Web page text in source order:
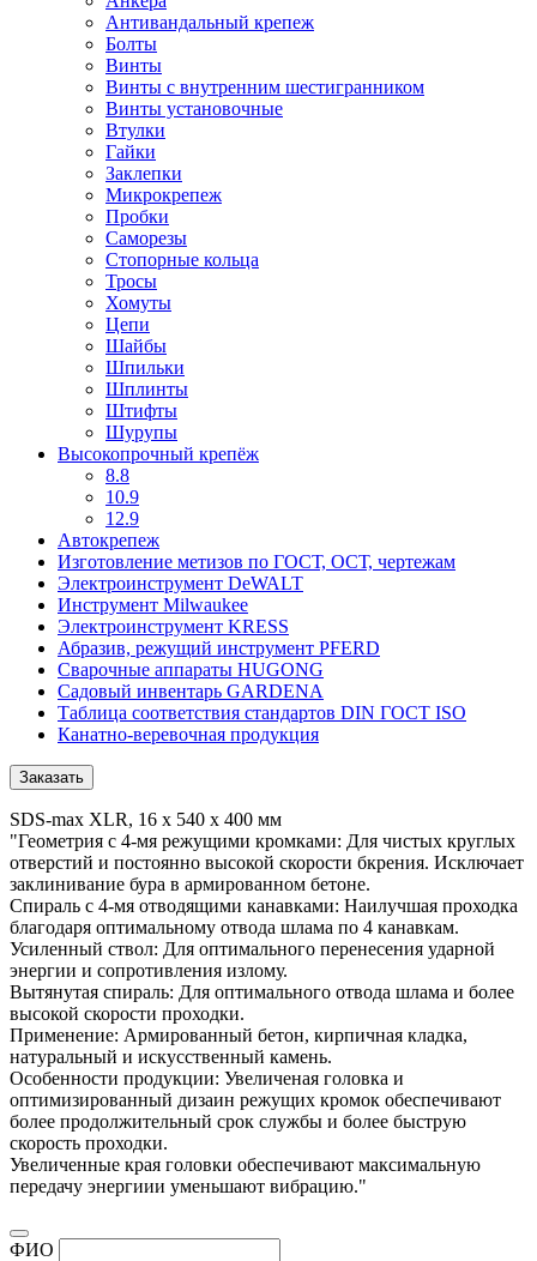
Антивандальный крепеж
Болты
Винты
Винты с внутренним шестигранником
Винты установочные
Втулки
Гайки
Заклепки
Микрокрепеж
Пробки
Саморезы
Стопорные кольца
Тросы
Хомуты
Цепи
Шайбы
Шпильки
Шплинты
Штифты
Шурупы
Высокопрочный крепёж
8.8
10.9
12.9
Автокрепеж
Изготовление метизов по ГОСТ, ОСТ, чертежам
Электроинструмент DeWALT
Инструмент Milwaukee
Электроинструмент KRESS
Абразив, режущий инструмент PFERD
Сварочные аппараты HUGONG
Садовый инвентарь GARDENA
Таблица соответствия стандартов DIN ГОСТ ISO
Канатно-веревочная продукция
Заказать
SDS-max XLR, 16 x 540 x 400 мм
"Геометрия с 4-мя режущими кромками: Для чистых круглых
отверстий и постоянно высокой скорости бкрения. Исключает
заклинивание бура в армированном бетоне.
Спираль с 4-мя отводящими канавками: Наилучшая проходка
благодаря оптимальному отвода шлама по 4 канавкам.
Усиленный ствол: Для оптимального перенесения ударной
энергии и сопротивления излому.
Вытянутая спираль: Для оптимального отвода шлама и более
высокой скорости проходки.
Применение: Армированный бетон, кирпичная кладка,
натуральный и искусственный камень.
Особенности продукции: Увеличеная головка и
оптимизированный дизаин режущих кромок обеспечивают
более продолжительный срок службы и более быструю
скорость проходки.
Увеличенные края головки обеспечивают максимальную
передачу энергиии уменьшают вибрацию."
ФИО